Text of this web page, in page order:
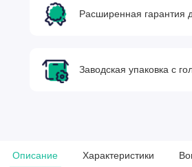
Расширенная гарантия
Заводская упаковка с
Описание Характеристики